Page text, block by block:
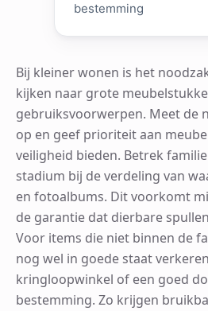
bestemming
Bij kleiner wonen is het
kijken naar grote
gebruiksvoorwerpen. Meet de
op en geef prioriteit aan
veiligheid bieden. Betrek
stadium bij de verdeling van
en fotoalbums. Dit voorkomt
de garantie dat dierbare
Voor items die niet binnen de
nog wel in goede staat
kringloopwinkel of een goed
bestemming. Zo krijgen